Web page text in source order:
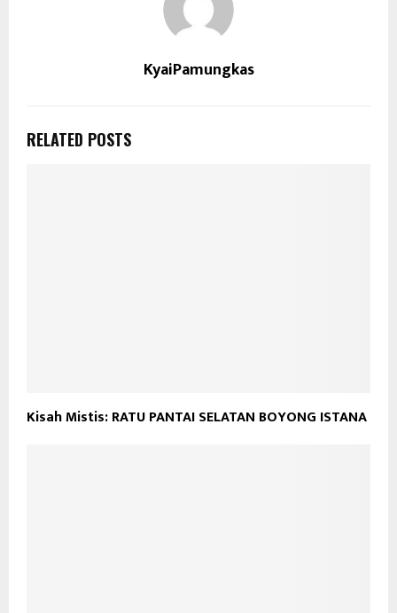
KyaiPamungkas
RELATED POSTS
Kisah Mistis: RATU PANTAI SELATAN BOYONG ISTANA